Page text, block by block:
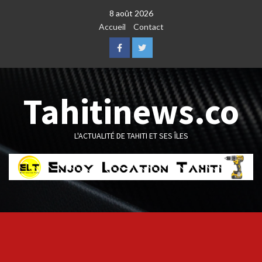
8 août 2026
Accueil
Contact
FacebookTwitter
Tahitinews.co
L'ACTUALITÉ DE TAHITI ET SES ÎLES